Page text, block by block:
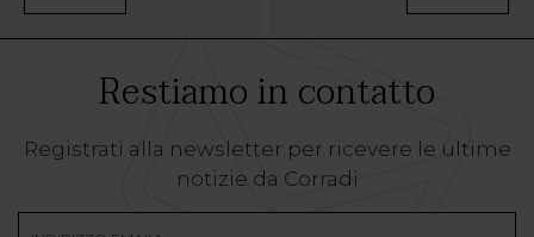
Restiamo in contatto
Registrati alla newsletter per ricevere le ultime
notizie da Corradi